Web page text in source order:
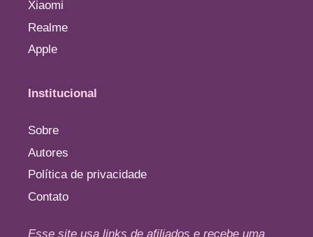
Xiaomi
Realme
Apple
Institucional
Sobre
Autores
Política de privacidade
Contato
Esse site usa links de afiliados e recebe uma